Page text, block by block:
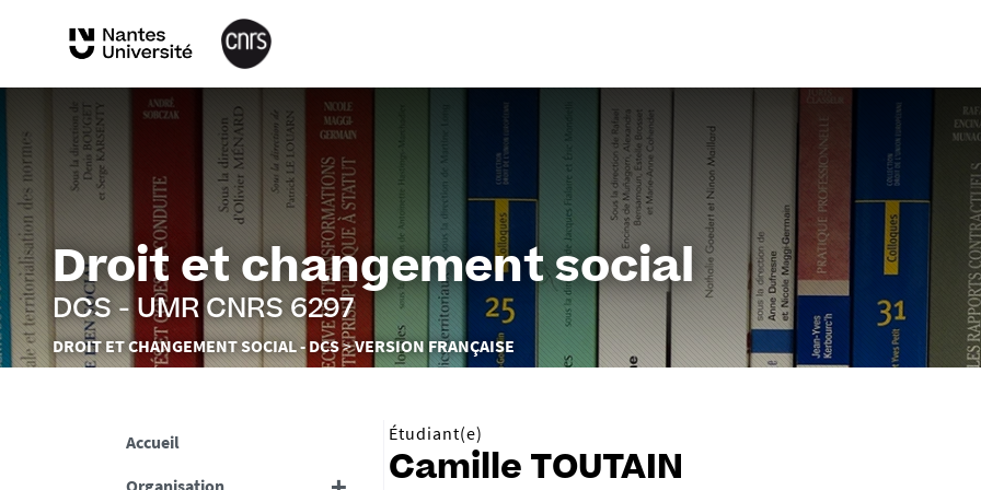
Droit et changement social
DCS - UMR CNRS 6297
Vous
êtes
DROIT ET CHANGEMENT SOCIAL - DCS VERSION FRANÇAISE
Accueil
Organisation
Étudiant(e)
Camille TOUTAIN